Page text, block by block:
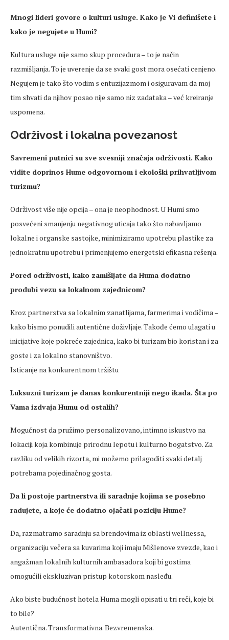
Mnogi lideri govore o kulturi usluge. Kako je Vi definišete i
kako je negujete u Humi?
Kultura usluge nije samo skup procedura – to je način
razmišljanja. To je uverenje da se svaki gost mora osećati cenjeno.
Negujem je tako što vodim s entuzijazmom i osiguravam da moj
tim shvati da njihov posao nije samo niz zadataka – već kreiranje
uspomena.
Održivost i lokalna povezanost
Savremeni putnici su sve svesniji značaja održivosti. Kako
vidite doprinos Hume odgovornom i ekološki prihvatljivom
turizmu?
Održivost više nije opcija – ona je neophodnost. U Humi smo
posvećeni smanjenju negativnog uticaja tako što nabavljamo
lokalne i organske sastojke, minimiziramo upotrebu plastike za
jednokratnu upotrebu i primenjujemo energetski efikasna rešenja.
Pored održivosti, kako zamišljate da Huma dodatno
produbi vezu sa lokalnom zajednicom?
Kroz partnerstva sa lokalnim zanatlijama, farmerima i vodičima –
kako bismo ponudili autentične doživljaje. Takođe ćemo ulagati u
inicijative koje pokreće zajednica, kako bi turizam bio koristan i za
goste i za lokalno stanovništvo.
Isticanje na konkurentnom tržištu
Luksuzni turizam je danas konkurentniji nego ikada. Šta po
Vama izdvaja Humu od ostalih?
Mogućnost da pružimo personalizovano, intimno iskustvo na
lokaciji koja kombinuje prirodnu lepotu i kulturno bogatstvo. Za
razliku od velikih rizorta, mi možemo prilagoditi svaki detalj
potrebama pojedinačnog gosta.
Da li postoje partnerstva ili saradnje kojima se posebno
radujete, a koje će dodatno ojačati poziciju Hume?
Da, razmatramo saradnju sa brendovima iz oblasti wellnessa,
organizaciju večera sa kuvarima koji imaju Mišlenove zvezde, kao i
angažman lokalnih kulturnih ambasadora koji bi gostima
omogućili ekskluzivan pristup kotorskom nasleđu.
Ako biste budućnost hotela Huma mogli opisati u tri reči, koje bi
to bile?
Autentična. Transformativna. Bezvremenska.